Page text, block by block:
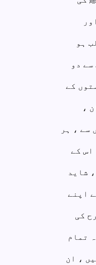
ہو
دو
کے
،
سے ، ہر
اس کے
شاید
اپنے
کی
تمام
، ان